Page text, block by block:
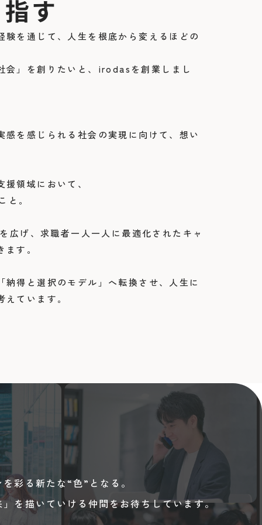
す
を通じて、人生を根底から変えるほどの
会」を創りたいと、irodasを創業しまし
を感じられる社会の実現に向けて、想い
領域において、
と。
広げ、求職者一人一人に最適化されたキャ
す。
得と選択のモデル」へ転換させ、人生に
ています。
彩る新たな“色”となる。
を描いていける仲間をお待ちしています。